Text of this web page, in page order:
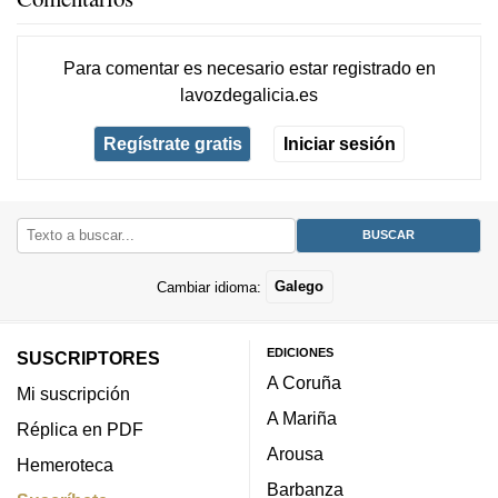
Para comentar es necesario estar registradoen
lavozdegalicia.es
Regístrate gratis Iniciar sesión
Cambiar idioma: Galego
SUSCRIPTORES
Mi suscripción
Réplica en PDF
Hemeroteca
EDICIONES
A Coruña
A Mariña
Arousa
Barbanza